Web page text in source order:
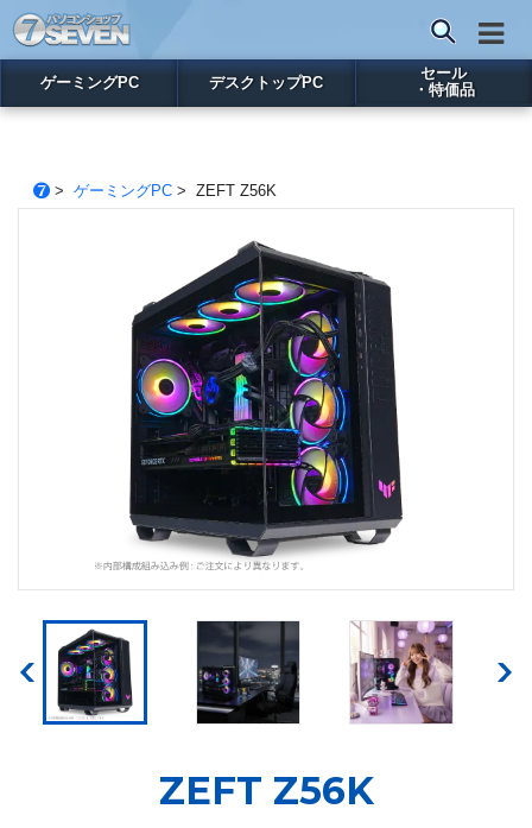
ゲーミングPC デスクトップPC
セール
・特価品
> ゲーミングPC> ZEFT Z56K
ZEFT Z56K